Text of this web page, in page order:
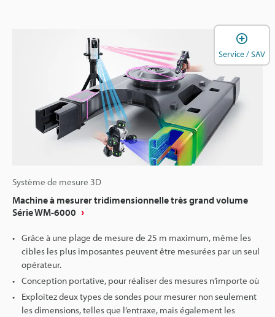
Système de mesure 3D
Machine à mesurer tridimensionnelle très grand volume
Série WM-6000
Grâce à une plage de mesure de 25 m maximum, même les
cibles les plus imposantes peuvent être mesurées par un seul
opérateur.
Conception portative, pour réaliser des mesures n’importe où
Exploitez deux types de sondes pour mesurer non seulement
les dimensions, telles que l’entraxe, mais également les
Service / SAV